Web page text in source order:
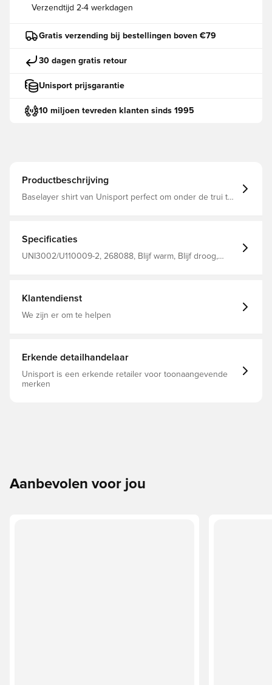
Verzendtijd 2-4 werkdagen
Gratis verzending bij bestellingen boven €79
30 dagen gratis retour
Unisport prijsgarantie
10 miljoen tevreden klanten sinds 1995
Productbeschrijving
Baselayer shirt van Unisport perfect om onder de trui te
naadloos ontwerp voor maximaal comfort Gemaakt van
92% polyester en 8% elastaan.
Specificaties
UNI3002/U110009-2, 268088, Blijf warm, Blijf droog,
Klantendienst
We zijn er om te helpen
Erkende detailhandelaar
Unisport is een erkende retailer voor toonaangevende
merken
Aanbevolen voor jou